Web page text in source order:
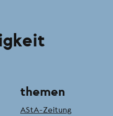
themen
AStA-Zeitung